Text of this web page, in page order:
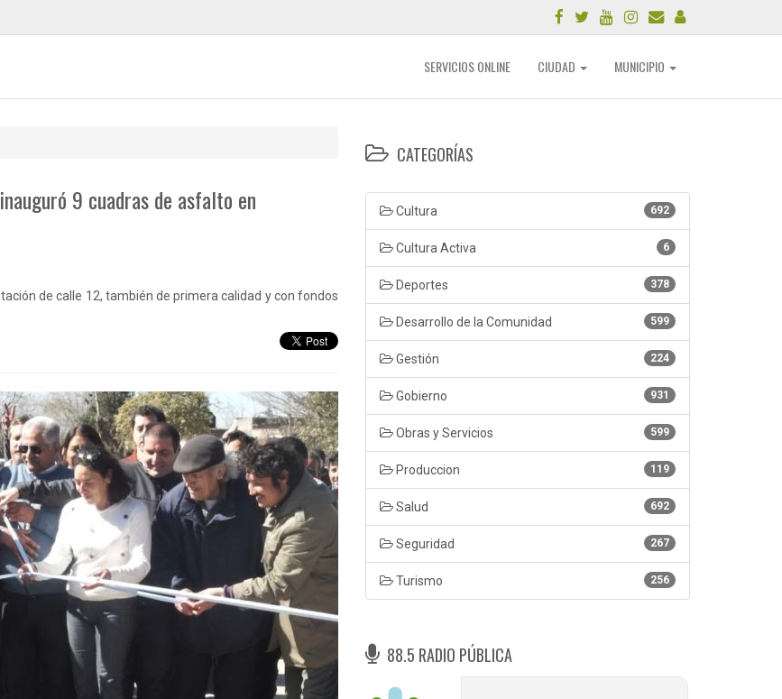
SERVICIOS ONLINE CIUDAD MUNICIPIO
9 cuadras de asfalto en
de calle 12, también de primera calidad y con fondos
CATEGORÍAS
692
Cultura
6
Cultura Activa
378
Deportes
599
Desarrollo de la Comunidad
224
Gestión
931
Gobierno
599
Obras y Servicios
119
Produccion
692
Salud
267
Seguridad
256
Turismo
88.5 RADIO PÚBLICA